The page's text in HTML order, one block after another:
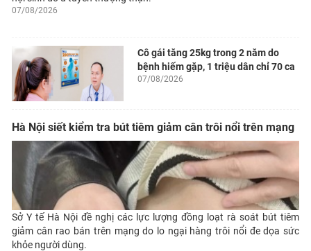
07/08/2026
Cô gái tăng 25kg trong 2 năm do
bệnh hiếm gặp, 1 triệu dân chỉ 70 ca
07/08/2026
Hà Nội siết kiểm tra bút tiêm giảm cân trôi nổi trên mạng
Sở Y tế Hà Nội đề nghị các lực lượng đồng loạt rà soát bút tiêm
giảm cân rao bán trên mạng do lo ngại hàng trôi nổi đe dọa sức
khỏe người dùng.